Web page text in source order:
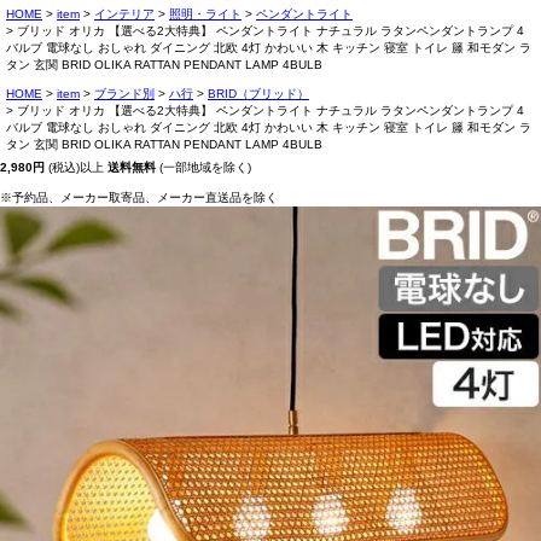
HOME item インテリア 照明・ライト
ペンダントライト
ブリッド オリカ 【選べる2大特典】 ペンダントライト ナチュラル ラタンペンダントランプ 4
バルブ 電球なし おしゃれ ダイニング 北欧 4灯 かわいい 木 キッチン 寝室 トイレ 籐 和モダン ラ
タン 玄関 BRID OLIKA RATTAN PENDANT LAMP 4BULB
HOME item ブランド別 ハ行
BRID（ブリッド）
ブリッド オリカ 【選べる2大特典】 ペンダントライト ナチュラル ラタンペンダントランプ 4
バルブ 電球なし おしゃれ ダイニング 北欧 4灯 かわいい 木 キッチン 寝室 トイレ 籐 和モダン ラ
タン 玄関 BRID OLIKA RATTAN PENDANT LAMP 4BULB
2,980円 (税込)以上 送料無料 (一部地域を除く)
※予約品、メーカー取寄品、メーカー直送品を除く